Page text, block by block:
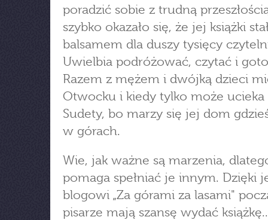
poradzić sobie z trudną
szybko okazało się, że jej książki
balsamem dla duszy tysięcy
Uwielbia podróżować, czytać i
Razem z mężem i dwójką dzieci
Otwocku i kiedy tylko może
Sudety, bo marzy się jej dom
w górach.
Wie, jak ważne są marzenia,
pomaga spełniać je innym. Dzięki
blogowi „Za górami za lasami"
pisarze mają szansę wydać